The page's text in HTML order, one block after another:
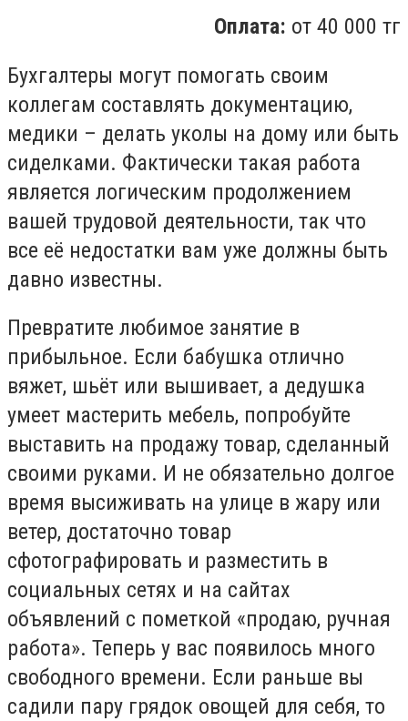
Оплата: от 40 000 тг
Бухгалтеры могут помогать своим
коллегам составлять документацию,
медики – делать уколы на дому или быть
сиделками. Фактически такая работа
является логическим продолжением
вашей трудовой деятельности, так что
все её недостатки вам уже должны быть
давно известны.
Превратите любимое занятие в
прибыльное. Если бабушка отлично
вяжет, шьёт или вышивает, а дедушка
умеет мастерить мебель, попробуйте
выставить на продажу товар, сделанный
своими руками. И не обязательно долгое
время высиживать на улице в жару или
ветер, достаточно товар
сфотографировать и разместить в
социальных сетях и на сайтах
объявлений с пометкой «продаю, ручная
работа». Теперь у вас появилось много
свободного времени. Если раньше вы
садили пару грядок овощей для себя, то